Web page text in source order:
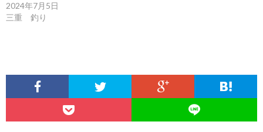
2024年7月5日
三重 釣り